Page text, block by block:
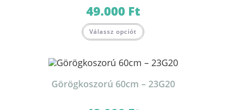
49.000 Ft
Válassz opciót
Görögkoszorú 60cm – 23G20